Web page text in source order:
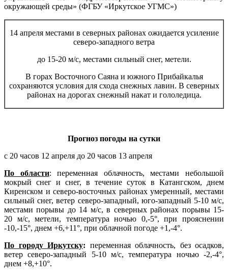
окружающей среды» (ФГБУ «Иркутское УГМС»)
14 апреля местами в северных районах ожидается усиление
северо-западного ветра
до 15-20 м/с, местами сильный снег, метели.
В горах Восточного Саяна и южного Прибайкалья
сохраняются условия для схода снежных лавин. В северных
районах на дорогах снежный накат и гололедица.
Прогноз погоды на сутки
с 20 часов 12 апреля до 20 часов 13 апреля
По области: переменная облачность, местами небольшой
мокрый снег и снег, в течение суток в Катангском, днем
Киренском и северо-восточных районах умеренный, местами
сильный снег, ветер северо-западный, юго-западный 5-10 м/с,
местами порывы до 14 м/с, в северных районах порывы 15-
20 м/с, метели, температура ночью 0,-5°, при прояснении
-10,-15°, днем +6,+11°, при облачной погоде +1,-4°.
По городу Иркутску: переменная облачность, без осадков,
ветер северо-западный 5-10 м/с, температура ночью -2,-4°,
днем +8,+10°.